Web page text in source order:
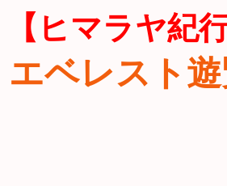
【ヒマラヤ紀行
エベレスト